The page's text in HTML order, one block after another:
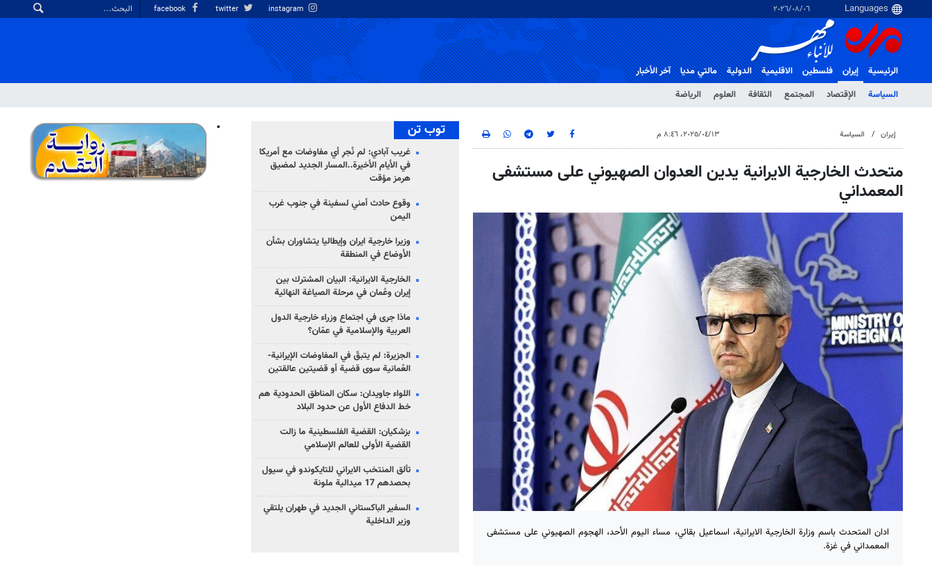
٠٦‏/٠٨‏/٢٠٢٦
الرئيسية
إيران
السياسة
الإقتصاد المجتمع الثقافة العلوم الرياضة
فلسطین الاقلیمیة الدولية مالتي مدیا آخر الأخبار
إيران السياسة ١٣‏/٠٤‏/٢٠٢٥، ٨:٤٦ م
متحدث الخارجية الايرانية يدين العدوان الصهيوني على مستشفى
المعمداني
ادان المتحدث باسم وزارة الخارجية الايرانية، اسماعيل بقائي، مساء اليوم الأحد، الهجوم الصهيوني على مستشفى
المعمداني في غزة.
توب تن
غريب آبادي: لم نُجرِ أي مفاوضات مع أمريكا
في الأيام الأخيرة..المسار الجديد لمضيق
هرمز مؤقت
وقوع حادث أمني لسفينة في جنوب غرب
اليمن
وزيرا خارجية ايران وإيطاليا يتشاوران بشأن
الأوضاع في المنطقة
الخارجية الايرانية: البيان المشترك بين
إيران وعُمان في مرحلة الصياغة النهائية
ماذا جرى في اجتماع وزراء خارجية الدول
العربية والإسلامية في عمّان؟
الجزيرة: لم يتبقّ في المفاوضات الإيرانية-
العُمانية سوى قضية أو قضيتين عالقتين
اللواء جاويدان: سكان المناطق الحدودية هم
خط الدفاع الأول عن حدود البلاد
بزشكيان: القضية الفلسطينية ما زالت
القضية الأولى للعالم الإسلامي
تألق المنتخب الايراني للتايكوندو في سيول
بحصدهم 17 ميدالية ملونة
السفير الباكستاني الجديد في طهران يلتقي
وزير الداخلية